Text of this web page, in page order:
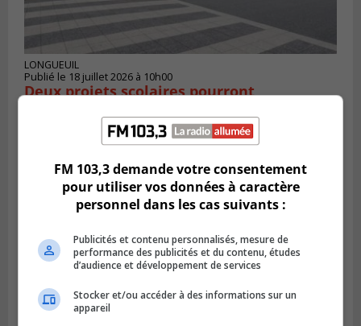
LONGUEUIL
Publié le 18 juillet 2026 à 10h00
Deux projets scolaires pourront
FM 103,3 demande votre consentement
pour utiliser vos données à caractère
personnel dans les cas suivants :
Publicités et contenu personnalisés, mesure de
performance des publicités et du contenu, études
d’audience et développement de services
Stocker et/ou accéder à des informations sur un
appareil